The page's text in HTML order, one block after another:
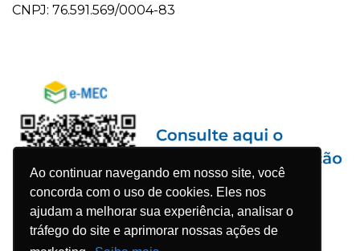
Ao continuar navegando em nosso site, você
concorda com o uso de cookies. Eles nos
ajudam a melhorar sua experiência, analisar o
tráfego do site e aprimorar nossas ações de
CNPJ: 76.591.569/0004-83